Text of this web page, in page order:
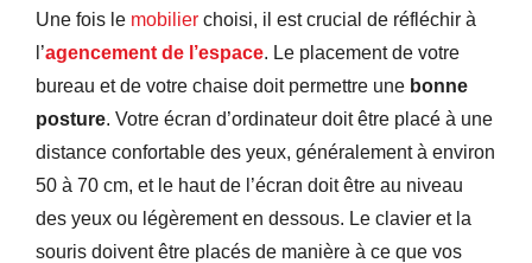
Une fois le mobilier choisi, il est crucial de réfléchir à
l’agencement de l’espace. Le placement de votre
bureau et de votre chaise doit permettre une bonne
posture. Votre écran d’ordinateur doit être placé à une
distance confortable des yeux, généralement à environ
50 à 70 cm, et le haut de l’écran doit être au niveau
des yeux ou légèrement en dessous. Le clavier et la
souris doivent être placés de manière à ce que vos